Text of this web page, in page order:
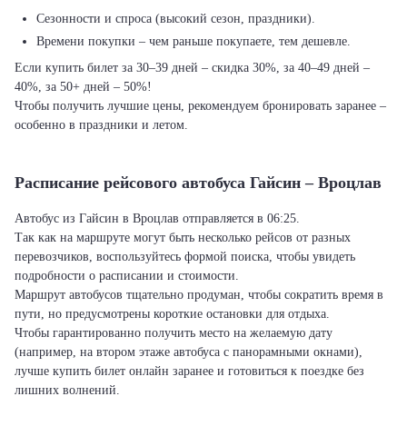
Сезонности и спроса (высокий сезон, праздники).
Времени покупки – чем раньше покупаете, тем дешевле.
Если купить билет за 30–39 дней – скидка 30%, за 40–49 дней –
40%, за 50+ дней – 50%!
Чтобы получить лучшие цены, рекомендуем бронировать заранее –
особенно в праздники и летом.
Расписание рейсового автобуса Гайсин – Вроцлав
Автобус из Гайсин в Вроцлав отправляется в 06:25.
Так как на маршруте могут быть несколько рейсов от разных
перевозчиков, воспользуйтесь формой поиска, чтобы увидеть
подробности о расписании и стоимости.
Маршрут автобусов тщательно продуман, чтобы сократить время в
пути, но предусмотрены короткие остановки для отдыха.
Чтобы гарантированно получить место на желаемую дату
(например, на втором этаже автобуса с панорамными окнами),
лучше купить билет онлайн заранее и готовиться к поездке без
лишних волнений.